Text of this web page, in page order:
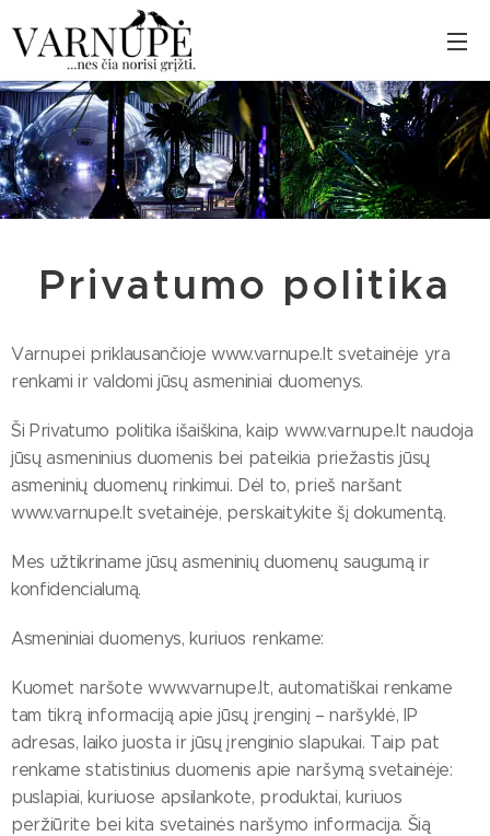
Privatumo politika
Varnupei priklausančioje www.varnupe.lt svetainėje yra
renkami ir valdomi jūsų asmeniniai duomenys.
Ši Privatumo politika išaiškina, kaip www.varnupe.lt naudoja
jūsų asmeninius duomenis bei pateikia priežastis jūsų
asmeninių duomenų rinkimui. Dėl to, prieš naršant
www.varnupe.lt svetainėje, perskaitykite šį dokumentą.
Mes užtikriname jūsų asmeninių duomenų saugumą ir
konfidencialumą.
Asmeniniai duomenys, kuriuos renkame:
Kuomet naršote www.varnupe.lt, automatiškai renkame
tam tikrą informaciją apie jūsų įrenginį – naršyklė, IP
adresas, laiko juosta ir jūsų įrenginio slapukai. Taip pat
renkame statistinius duomenis apie naršymą svetainėje:
puslapiai, kuriuose apsilankote, produktai, kuriuos
peržiūrite bei kita svetainės naršymo informacija. Šią